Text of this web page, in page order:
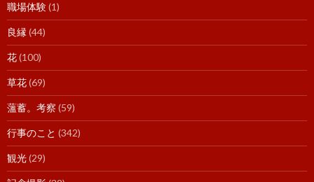
職場体験(1)
良縁 (44)
花(100)
草花(69)
薀蓄。考察 (59)
行事のこと (342)
観光(29)